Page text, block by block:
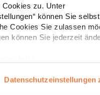
Cookies zu. Unter
können Sie selbst
Cookies Sie zulassen
können Sie jederzeit
Datenschutzeinstellungen